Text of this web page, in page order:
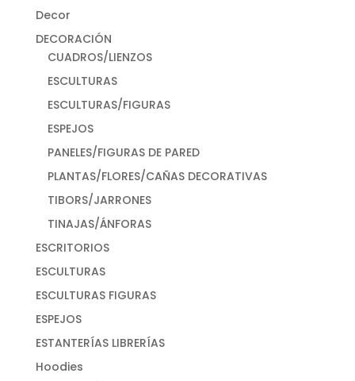
Decor
DECORACIÓN
CUADROS/LIENZOS
ESCULTURAS
ESCULTURAS/FIGURAS
ESPEJOS
PANELES/FIGURAS DE PARED
PLANTAS/FLORES/CAÑAS DECORATIVAS
TIBORS/JARRONES
TINAJAS/ÁNFORAS
ESCRITORIOS
ESCULTURAS
ESCULTURAS FIGURAS
ESPEJOS
ESTANTERÍAS LIBRERÍAS
Hoodies